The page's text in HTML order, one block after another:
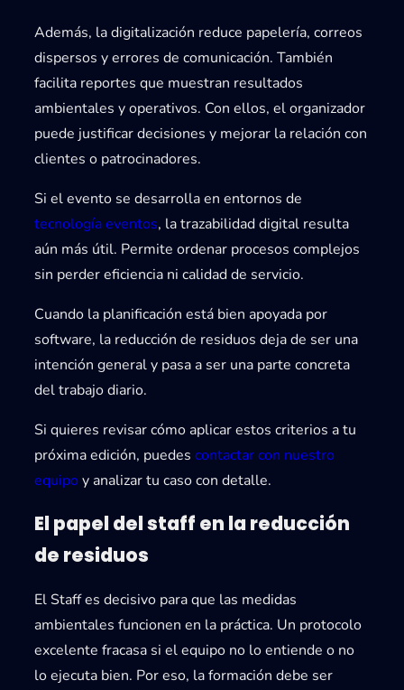
Además, la digitalización reduce papelería, correos
dispersos y errores de comunicación. También
facilita reportes que muestran resultados
ambientales y operativos. Con ellos, el organizador
puede justificar decisiones y mejorar la relación con
clientes o patrocinadores.
Si el evento se desarrolla en entornos de
tecnología eventos, la trazabilidad digital resulta
aún más útil. Permite ordenar procesos complejos
sin perder eficiencia ni calidad de servicio.
Cuando la planificación está bien apoyada por
software, la reducción de residuos deja de ser una
intención general y pasa a ser una parte concreta
del trabajo diario.
Si quieres revisar cómo aplicar estos criterios a tu
próxima edición, puedes contactar con nuestro
equipoy analizar tu caso con detalle.
El papel del staff en la reducción
de residuos
ElStaffes decisivo para que las medidas
ambientales funcionen en la práctica. Un protocolo
excelente fracasa si el equipo no lo entiende o no
lo ejecuta bien. Por eso, la formación debe ser